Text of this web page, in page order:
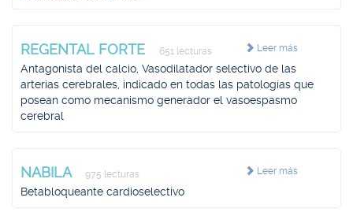
Leer más
REGENTAL FORTE 651 lecturas
Antagonista del calcio, Vasodilatador selectivo de las
arterias cerebrales, indicado en todas las patologías que
posean como mecanismo generador el vasoespasmo
cerebral
Leer más
NABILA 975 lecturas
Betabloqueante cardioselectivo